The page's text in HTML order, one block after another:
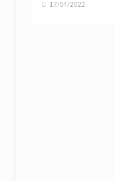
17/04/2022